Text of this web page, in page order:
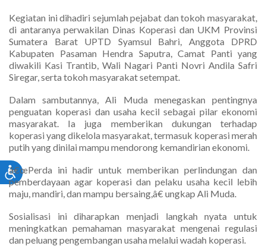
Kegiatan ini dihadiri sejumlah pejabat dan tokoh masyarakat,
di antaranya perwakilan Dinas Koperasi dan UKM Provinsi
Sumatera Barat UPTD Syamsul Bahri, Anggota DPRD
Kabupaten Pasaman Hendra Saputra, Camat Panti yang
diwakili Kasi Trantib, Wali Nagari Panti Novri Andila Safri
Siregar, serta tokoh masyarakat setempat.
Dalam sambutannya, Ali Muda menegaskan pentingnya
penguatan koperasi dan usaha kecil sebagai pilar ekonomi
masyarakat. Ia juga memberikan dukungan terhadap
koperasi yang dikelola masyarakat, termasuk koperasi merah
putih yang dinilai mampu mendorong kemandirian ekonomi.
â€œPerda ini hadir untuk memberikan perlindungan dan
pemberdayaan agar koperasi dan pelaku usaha kecil lebih
maju, mandiri, dan mampu bersaing,â€ ungkap Ali Muda.
Sosialisasi ini diharapkan menjadi langkah nyata untuk
meningkatkan pemahaman masyarakat mengenai regulasi
dan peluang pengembangan usaha melalui wadah koperasi.